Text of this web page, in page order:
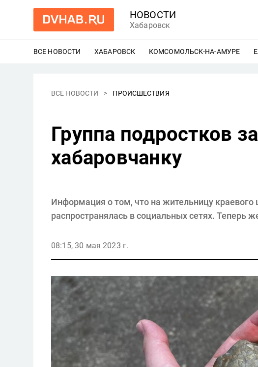
НОВОСТИ
Хабаровск
ВСЕ НОВОСТИ ХАБАРОВСК ЕЩЕ
КОМСОМОЛЬСК-НА-АМУРЕ
ВСЕ НОВОСТИ ПРОИСШЕСТВИЯ
Группа подростков
хабаровчанку
Информация о том, что на жительницу краевого
распространялась в социальных сетях. Теперь
08:15, 30 мая 2023 г.